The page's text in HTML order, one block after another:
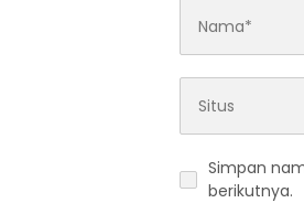
Simpan
berikutnya.